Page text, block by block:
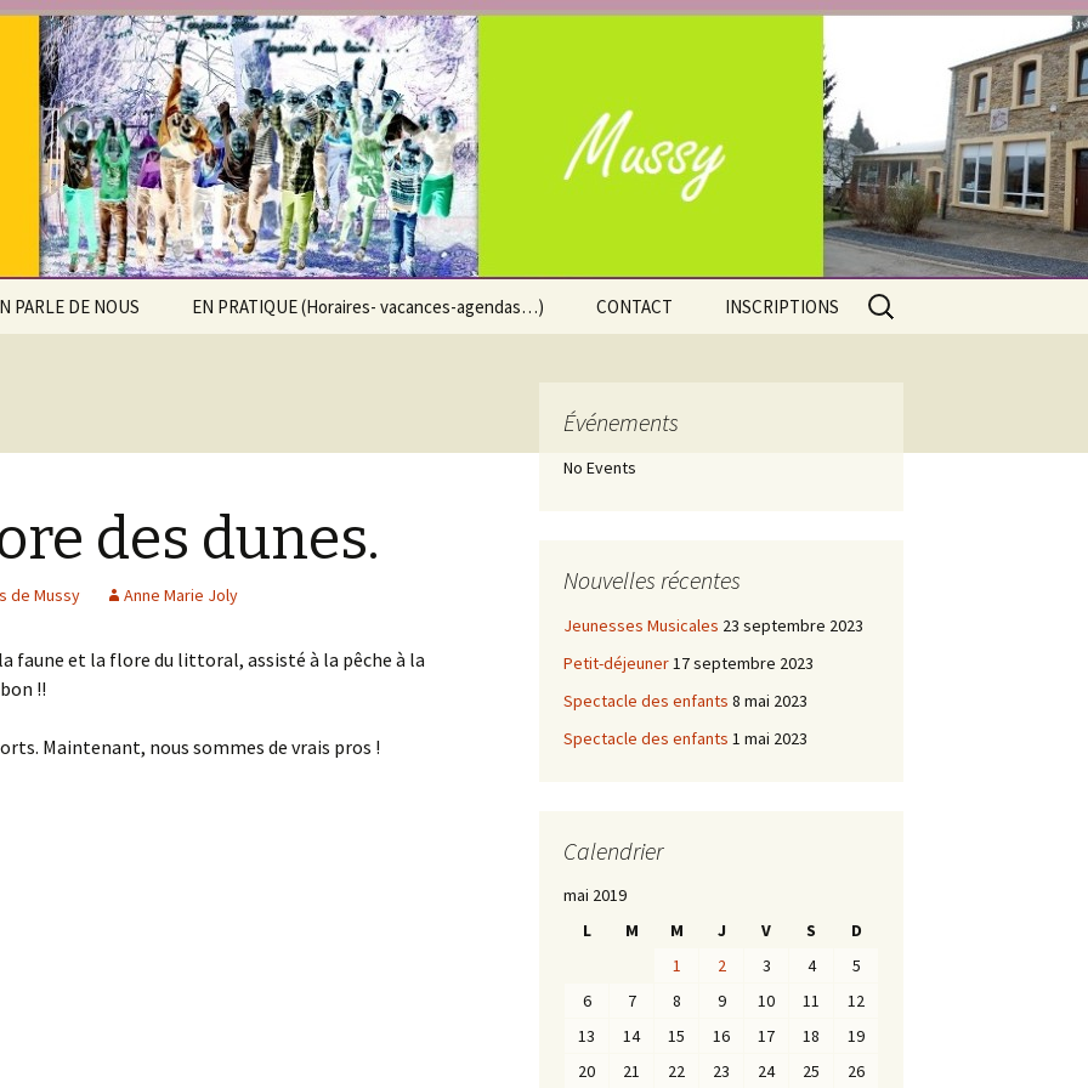
Saint-Pierre de Mussy-la-Ville
PARLE DE NOUS EN PRATIQUE (Horaires- vacances-agendas…)
Agenda
CONTACT
Situation géographique
INSCRIPTIONS Rechercher :
des dunes.
de Mussy Anne Marie Joly
faune et la flore du littoral, assisté à la pêche à la
!!
Maintenant, nous sommes de vrais pros !
Événements
No Events
Nouvelles récentes
Jeunesses Musicales 23 septembre 2023
Petit-déjeuner17 septembre 2023
Spectacle des enfants 8 mai 2023
Spectacle des enfants 1 mai 2023
Calendrier
mai 2019
L
M M J V S
D
1
2 3 4
5
6
7 8 9 10 11
12
13
14 15 16 17 18
19
20
21 22 23 24 25
26